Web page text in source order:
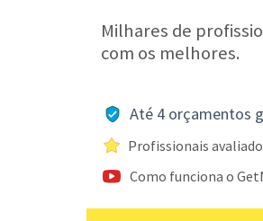
Milhares de
com os melhores.
Até 4 orçamentos
Profissionais
Como funciona o